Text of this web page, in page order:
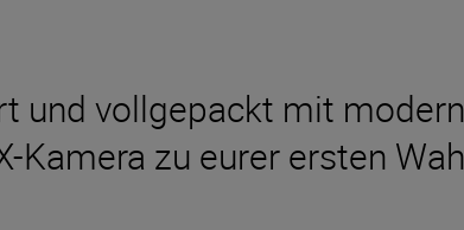
und vollgepackt mit
Kamera zu eurer ersten